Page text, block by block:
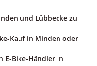
und Lübbecke zu
Kauf in Minden oder
E-Bike-Händler in